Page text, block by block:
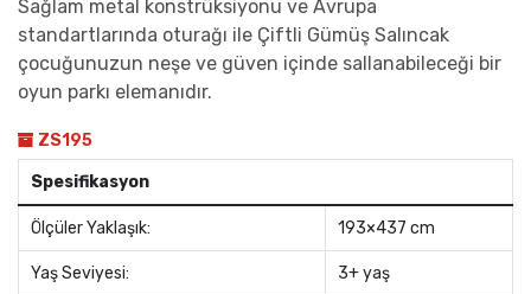
Sağlam metal konstrüksiyonu ve Avrupa
standartlarında oturağı ile Çiftli Gümüş Salıncak
çocuğunuzun neşe ve güven içinde sallanabileceği bir
oyun parkı elemanıdır.
ZS195
Spesifikasyon
Ölçüler Yaklaşık: 193×437 cm
Yaş Seviyesi: 3+ yaş